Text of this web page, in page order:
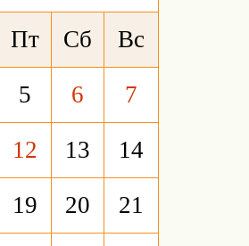
Пт Сб Вс
5 6 7
12 13 14
19 20 21